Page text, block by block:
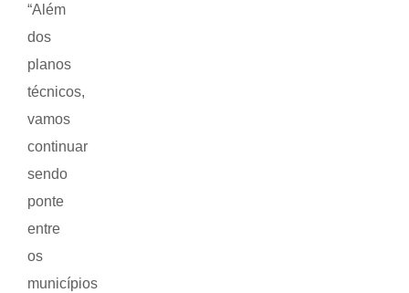
“Além
dos
planos
técnicos,
vamos
continuar
sendo
ponte
entre
os
municípios